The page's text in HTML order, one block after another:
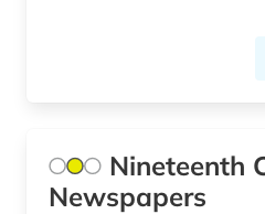
Nineteenth
Newspapers